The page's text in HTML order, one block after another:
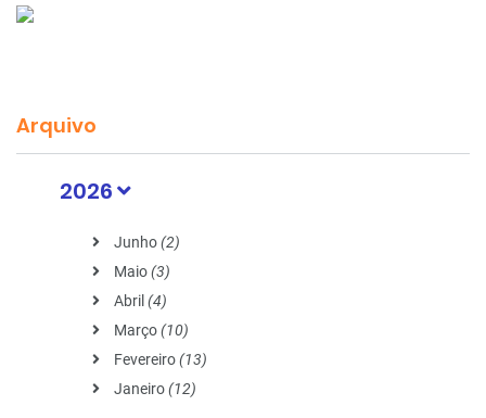
Arquivo
2026
Junho(2)
Maio(3)
Abril (4)
Março(10)
Fevereiro(13)
Janeiro(12)